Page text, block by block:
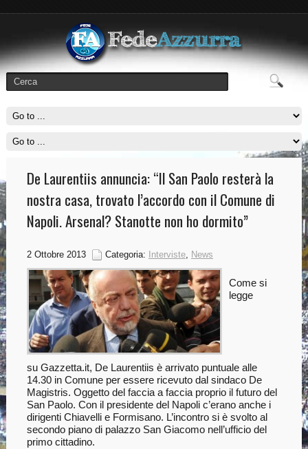
De Laurentiis annuncia: “Il San Paolo resterà la
nostra casa, trovato l’accordo con il Comune di
Napoli. Arsenal? Stanotte non ho dormito”
2 Ottobre 2013 Categoria: Interviste, News
Come si
legge
su Gazzetta.it, De Laurentiis è arrivato puntuale alle
14.30 in Comune per essere ricevuto dal sindaco De
Magistris. Oggetto del faccia a faccia proprio il futuro del
San Paolo. Con il presidente del Napoli c’erano anche i
dirigenti Chiavelli e Formisano. L’incontro si è svolto al
secondo piano di palazzo San Giacomo nell’ufficio del
primo cittadino.